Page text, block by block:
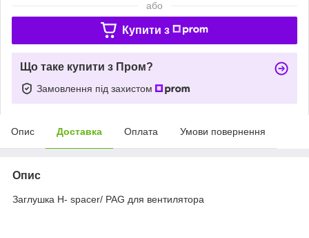
або
Купити з
Що таке купити з Пром?
Замовлення під захистом
Опис Доставка Оплата Умови повернення
Опис
Заглушка H- spacer/ PAG для вентилятора